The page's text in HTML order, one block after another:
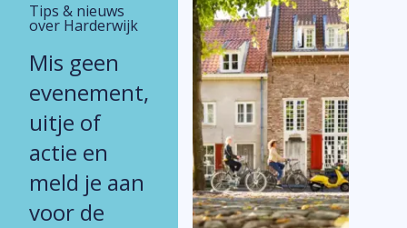
Tips & nieuws
over Harderwijk
Mis geen
evenement,
uitje of
actie en
meld je aan
voor de